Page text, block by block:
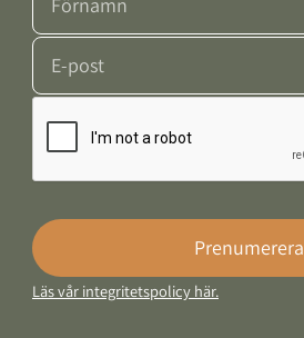
E-post
Prenumerera
Läs vår integritetspolicy här.